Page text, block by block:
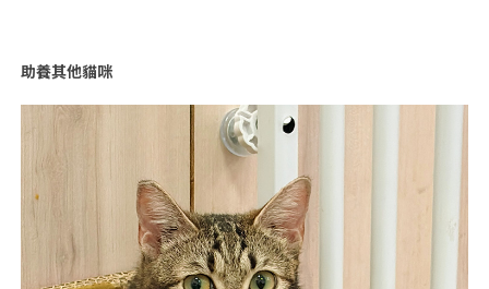
助養其他貓咪